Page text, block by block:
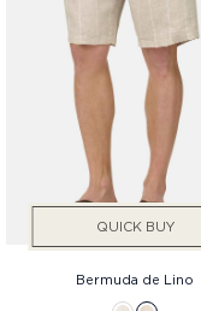
QUICK BUY
Bermuda de Lino